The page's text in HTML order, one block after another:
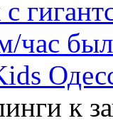
час
к